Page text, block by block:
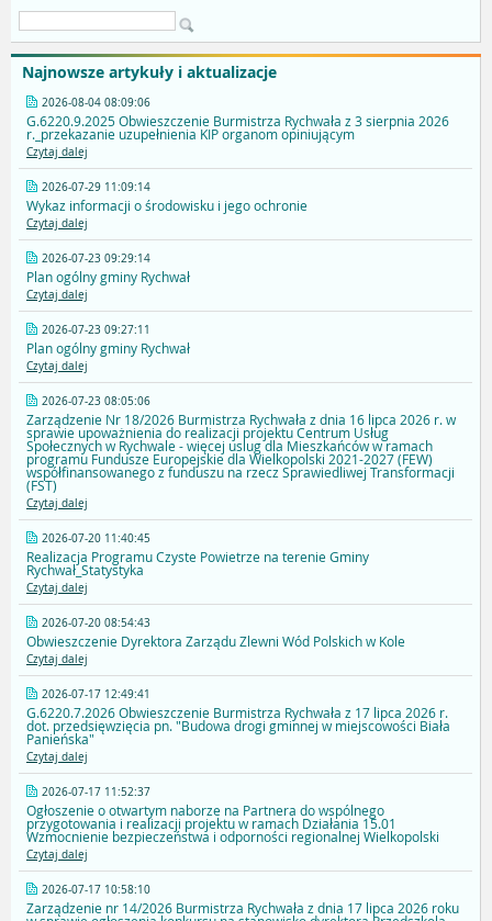
Najnowsze artykuły i aktualizacje
2026-08-04 08:09:06
G.6220.9.2025 Obwieszczenie Burmistrza Rychwała z 3 sierpnia 2026
r._przekazanie uzupełnienia KIP organom opiniującym
Czytaj dalej
2026-07-29 11:09:14
Wykaz informacji o środowisku i jego ochronie
Czytaj dalej
2026-07-23 09:29:14
Plan ogólny gminy Rychwał
Czytaj dalej
2026-07-23 09:27:11
Plan ogólny gminy Rychwał
Czytaj dalej
2026-07-23 08:05:06
Zarządzenie Nr 18/2026 Burmistrza Rychwała z dnia 16 lipca 2026 r. w
sprawie upoważnienia do realizacji projektu Centrum Usług
Społecznych w Rychwale - więcej uslug dla Mieszkańców w ramach
programu Fundusze Europejskie dla Wielkopolski 2021-2027 (FEW)
współfinansowanego z funduszu na rzecz Sprawiedliwej Transformacji
(FST)
Czytaj dalej
2026-07-20 11:40:45
Realizacja Programu Czyste Powietrze na terenie Gminy
Rychwał_Statystyka
Czytaj dalej
2026-07-20 08:54:43
Obwieszczenie Dyrektora Zarządu Zlewni Wód Polskich w Kole
Czytaj dalej
2026-07-17 12:49:41
G.6220.7.2026 Obwieszczenie Burmistrza Rychwała z 17 lipca 2026 r.
dot. przedsięwzięcia pn. "Budowa drogi gminnej w miejscowości Biała
Panieńska"
Czytaj dalej
2026-07-17 11:52:37
Ogłoszenie o otwartym naborze na Partnera do wspólnego
przygotowania i realizacji projektu w ramach Działania 15.01
Wzmocnienie bezpieczeństwa i odporności regionalnej Wielkopolski
Czytaj dalej
2026-07-17 10:58:10
Zarządzenie nr 14/2026 Burmistrza Rychwała z dnia 17 lipca 2026 roku